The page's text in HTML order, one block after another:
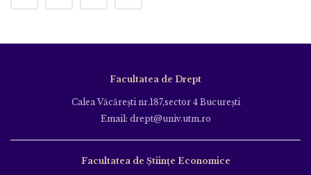
Facultatea de Drept
Calea Văcăreşti nr.187,sector 4 Bucureşti
Email: drept@univ.utm.ro
Facultatea de Științe Economice